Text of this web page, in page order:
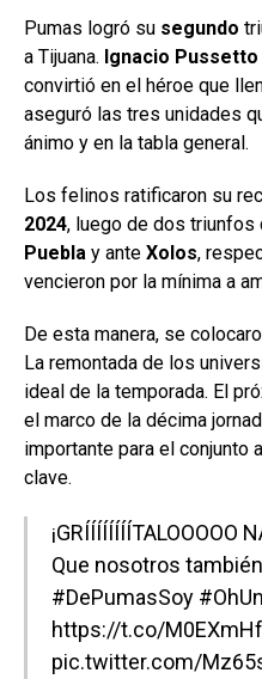
Pumas logró su segundo
a Tijuana. Ignacio Pussetto
convirtió en el héroe que
aseguró las tres unidades
ánimo y en la tabla general.
Los felinos ratificaron su
2024, luego de dos
Puebla y ante Xolos,
vencieron por la mínima a
De esta manera, se
La remontada de los
ideal de la temporada. El
el marco de la décima
importante para el conjunto
clave.
¡GRÍÍÍÍÍÍÍÍTALOOOOO
Que nosotros
#DePumasSoy
https://t.co/
pic.twitter.com/